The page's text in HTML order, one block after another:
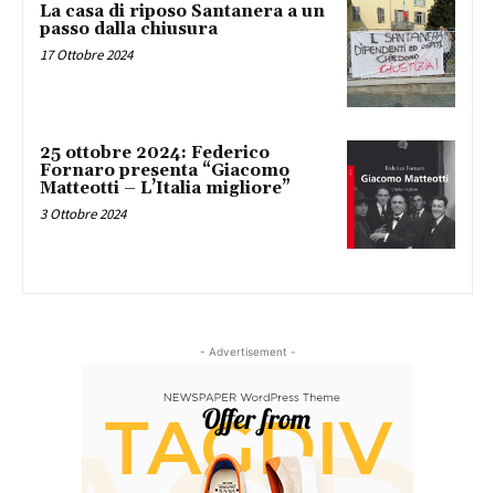
La casa di riposo Santanera a un
passo dalla chiusura
17 Ottobre 2024
25 ottobre 2024: Federico
Fornaro presenta “Giacomo
Matteotti – L’Italia migliore”
3 Ottobre 2024
- Advertisement -